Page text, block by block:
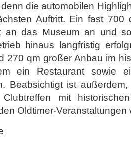
die automobilen
Auftritt. Ein fast 700
an das Museum an und
hinaus langfristig
270 qm großer Anbau im
ein Restaurant sowie
Beabsichtigt ist
mit
Oldtimer-Veranstaltungen